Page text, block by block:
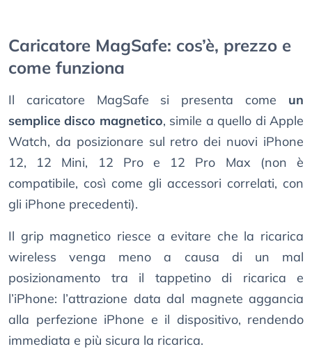
Caricatore MagSafe: cos’è, prezzo e
come funziona
Il caricatore MagSafe si presenta come un
semplice disco magnetico, simile a quello di Apple
Watch, da posizionare sul retro dei nuovi iPhone
12, 12 Mini, 12 Pro e 12 Pro Max (non è
compatibile, così come gli accessori correlati, con
gli iPhone precedenti).
Il grip magnetico riesce a evitare che la ricarica
wireless venga meno a causa di un mal
posizionamento tra il tappetino di ricarica e
l’iPhone: l’attrazione data dal magnete aggancia
alla perfezione iPhone e il dispositivo, rendendo
immediata e più sicura la ricarica.